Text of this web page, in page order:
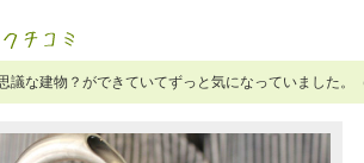
議な建物？ができていてずっと気になっていました。